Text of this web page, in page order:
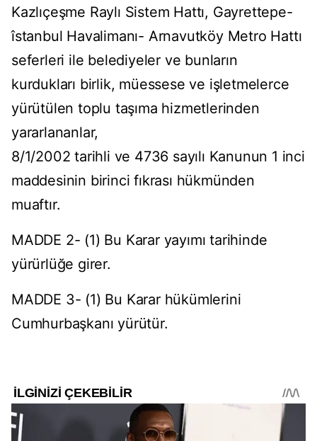
Kazlıçeşme Raylı Sistem Hattı, Gayrettepe-
îstanbul Havalimanı- Arnavutköy Metro Hattı
seferleri ile belediyeler ve bunların
kurdukları birlik, müessese ve işletmelerce
yürütülen toplu taşıma hizmetlerinden
yararlananlar,
8/1/2002 tarihli ve 4736 sayılı Kanunun 1 inci
maddesinin birinci fıkrası hükmünden
muaftır.
MADDE 2- (1) Bu Karar yayımı tarihinde
yürürlüğe girer.
MADDE 3- (1) Bu Karar hükümlerini
Cumhurbaşkanı yürütür.